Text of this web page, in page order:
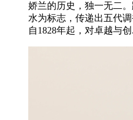
娇兰的历史，独一无二
水为标志，传递出五代
自1828年起，对卓越与创